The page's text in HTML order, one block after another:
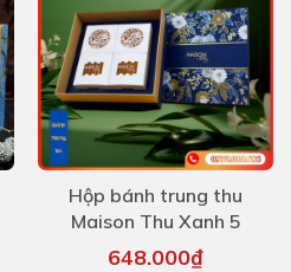
Hộp bánh trung thu
Maison Thu Xanh 5
648.000₫